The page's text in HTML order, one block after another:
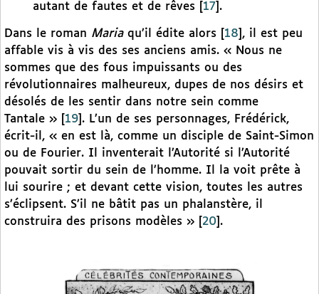
autant de fautes et de rêves 17 .
Dans le roman Mariaqu’il édite alors 18 , il est peu
affable vis à vis des ses anciens amis. « Nous ne
sommes que des fous impuissants ou des
révolutionnaires malheureux, dupes de nos désirs et
désolés de les sentir dans notre sein comme
Tantale »
19 . L’un de ses personnages, Frédérick,
écrit-il, « en est là, comme un disciple de Saint-Simon
ou de Fourier. Il inventerait l’Autorité si l’Autorité
pouvait sortir du sein de l’homme. Il la voit prête à
lui sourire ; et devant cette vision, toutes les autres
s’éclipsent. S’il ne bâtit pas un phalanstère, il
construira des prisons modèles »
20 .